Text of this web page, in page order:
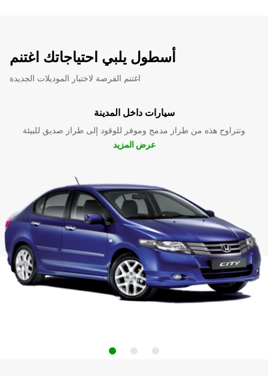
أسطول يلبي احتياجاتك اغتنم
اغتنم الفرصة لاختبار الموديلات الجديدة
سيارات داخل المدينة
وتتراوح هذه من طراز مدمج وموفر للوقود إلى طراز صديق للبيئة
عرض المزيد